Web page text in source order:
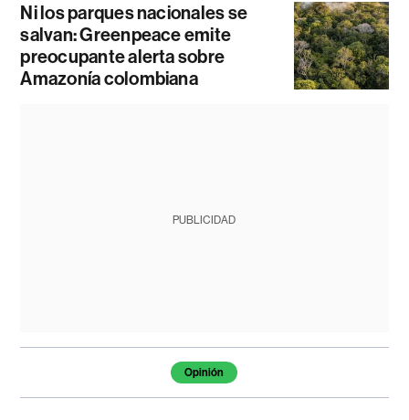
Ni los parques nacionales se
salvan: Greenpeace emite
preocupante alerta sobre
Amazonía colombiana
PUBLICIDAD
Temas de este artículoOpinión